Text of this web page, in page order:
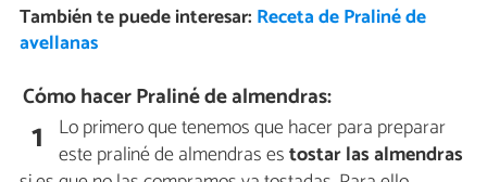
También te puede interesar: Receta de Praliné de
avellanas
Cómo hacer Praliné de almendras:
1 Lo primero que tenemos que hacer para preparar
este praliné de almendras estostar las almendras